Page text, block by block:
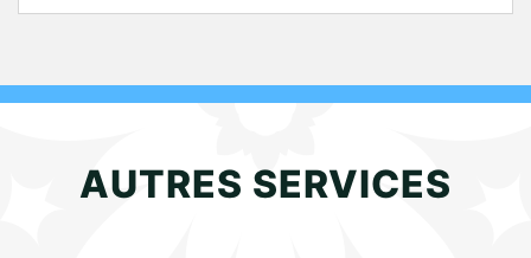
AUTRES SERVICES